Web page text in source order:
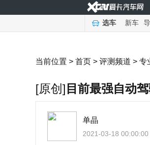
选车 新车
当前位置 > 首页 > 评测频道 > 专
[原创] 目前最强自动
单晶
2021-03-18 00:00:00